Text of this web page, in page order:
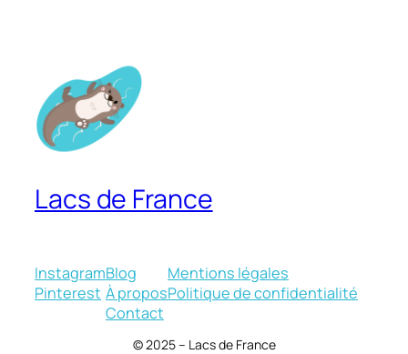
Lacs de France
Instagram
Pinterest
Blog
À propos
Contact
Mentions légales
Politique de confidentialité
© 2025 – Lacs de France